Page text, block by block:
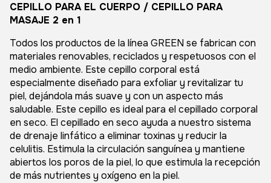
CEPILLO PARA EL CUERPO / CEPILLO PARA
MASAJE 2 en 1
Todos los productos de la línea GREEN se fabrican con
materiales renovables, reciclados y respetuosos con el
medio ambiente. Este cepillo corporal está
especialmente diseñado para exfoliar y revitalizar tu
piel, dejándola más suave y con un aspecto más
saludable. Este cepillo es ideal para el cepillado corporal
en seco. El cepillado en seco ayuda a nuestro sistema
de drenaje linfático a eliminar toxinas y reducir la
celulitis. Estimula la circulación sanguínea y mantiene
abiertos los poros de la piel, lo que estimula la recepción
de más nutrientes y oxígeno en la piel.